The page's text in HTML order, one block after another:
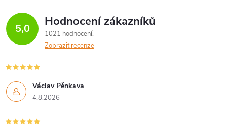
5,0 Hodnocení zákazníků
1021 hodnocení
Zobrazit recenze
Václav Pěnkava
4.8.2026